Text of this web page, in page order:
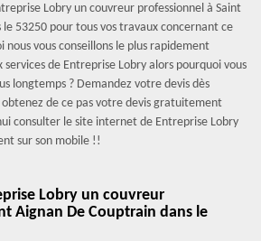
Lobry un couvreur professionnel à Saint
53250 pour tous vos travaux concernant ce
vous conseillons le plus rapidement
services de Entreprise Lobry alors pourquoi vous
longtemps ? Demandez votre devis dès
de ce pas votre devis gratuitement
consulter le site internet de Entreprise Lobry
sur son mobile !!
Lobry un couvreur
Aignan De Couptrain dans le